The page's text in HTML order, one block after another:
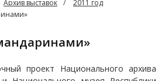
Архив выставок
2011 год
мандаринами»
проект Национального архива